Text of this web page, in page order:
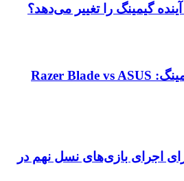
گیمینگ را تغییر می‌دهد؟
مقایسه لپ‌تاپ‌های گیمینگ: Razer Blade vs ASUS
اجرای بازی‌های نسل نهم در